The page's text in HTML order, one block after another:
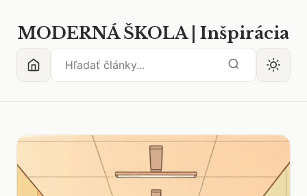
MODERNÁ ŠKOLA | Inšpirácia